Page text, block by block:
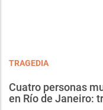
TRAGEDIA
Cuatro personas
en Río de Janeiro: